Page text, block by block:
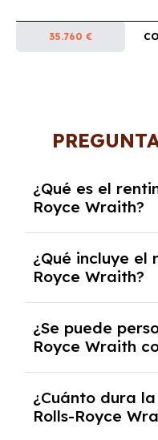
35.760 €
¿Qué es el
Royce Wraith?
contrato de
pagas una cuota
coche durante un
generalmente entre
¿Qué incluye el
Royce Wraith?
seguro a todo
reparaciones,
carretera y
¿Se puede
Royce Wraith
opciones y
cuando lo pactes
¿Cuánto dura
Rolls-Royce